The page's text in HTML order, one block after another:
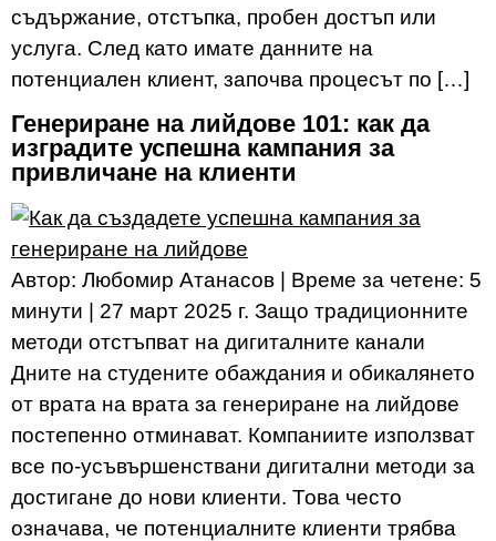
съдържание, отстъпка, пробен достъп или
услуга. След като имате данните на
потенциален клиент, започва процесът по […]
Генериране на лийдове 101: как да
изградите успешна кампания за
привличане на клиенти
Автор: Любомир Атанасов | Време за четене: 5
минути | 27 март 2025 г. Защо традиционните
методи отстъпват на дигиталните канали
Дните на студените обаждания и обикалянето
от врата на врата за генериране на лийдове
постепенно отминават. Компаниите използват
все по-усъвършенствани дигитални методи за
достигане до нови клиенти. Това често
означава, че потенциалните клиенти трябва